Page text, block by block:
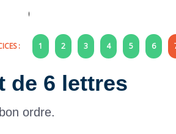
: 1 2 3 4 5 6
de 6 lettres
ordre.